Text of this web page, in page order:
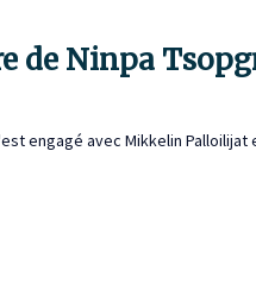
de Ninpa
engagé avec Mikkelin Palloilijat